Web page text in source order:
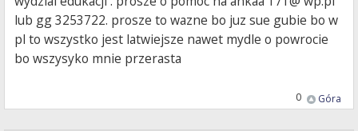
lub gg 3253722. prosze to wazne bo juz sue gubie bo w
pl to wszystko jest latwiejsze nawet mydle o powrocie
bo wszysyko mnie przerasta
Góra
0